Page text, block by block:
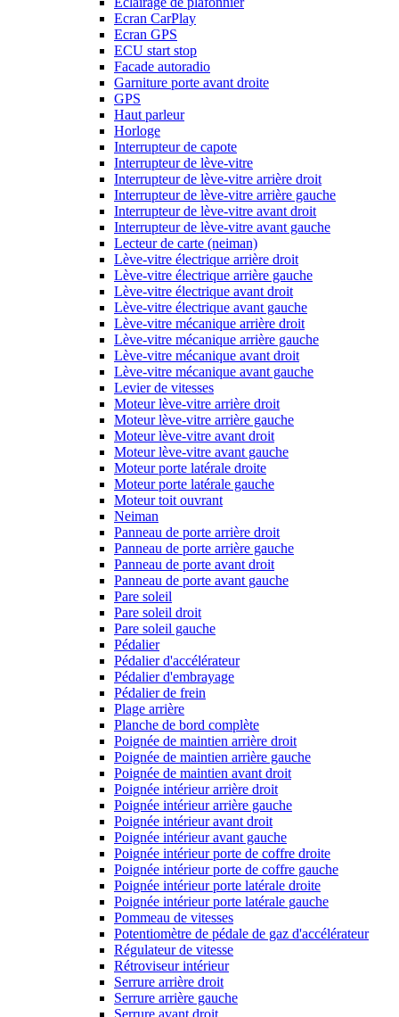
Ecran CarPlay
Ecran GPS
ECU start stop
Facade autoradio
Garniture porte avant droite
GPS
Haut parleur
Horloge
Interrupteur de capote
Interrupteur de lève-vitre
Interrupteur de lève-vitre arrière droit
Interrupteur de lève-vitre arrière gauche
Interrupteur de lève-vitre avant droit
Interrupteur de lève-vitre avant gauche
Lecteur de carte (neiman)
Lève-vitre électrique arrière droit
Lève-vitre électrique arrière gauche
Lève-vitre électrique avant droit
Lève-vitre électrique avant gauche
Lève-vitre mécanique arrière droit
Lève-vitre mécanique arrière gauche
Lève-vitre mécanique avant droit
Lève-vitre mécanique avant gauche
Levier de vitesses
Moteur lève-vitre arrière droit
Moteur lève-vitre arrière gauche
Moteur lève-vitre avant droit
Moteur lève-vitre avant gauche
Moteur porte latérale droite
Moteur porte latérale gauche
Moteur toit ouvrant
Neiman
Panneau de porte arrière droit
Panneau de porte arrière gauche
Panneau de porte avant droit
Panneau de porte avant gauche
Pare soleil
Pare soleil droit
Pare soleil gauche
Pédalier
Pédalier d'accélérateur
Pédalier d'embrayage
Pédalier de frein
Plage arrière
Planche de bord complète
Poignée de maintien arrière droit
Poignée de maintien arrière gauche
Poignée de maintien avant droit
Poignée intérieur arrière droit
Poignée intérieur arrière gauche
Poignée intérieur avant droit
Poignée intérieur avant gauche
Poignée intérieur porte de coffre droite
Poignée intérieur porte de coffre gauche
Poignée intérieur porte latérale droite
Poignée intérieur porte latérale gauche
Pommeau de vitesses
Potentiomètre de pédale de gaz d'accélérateur
Régulateur de vitesse
Rétroviseur intérieur
Serrure arrière droit
Serrure arrière gauche
Serrure avant droit